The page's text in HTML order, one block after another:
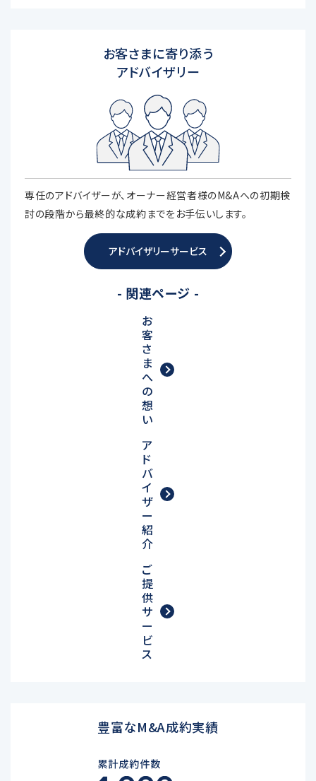
お客さまに寄り添う
アドバイザリー
専任のアドバイザーが、オーナー経営者様のM&Aへの初期検
討の段階から最終的な成約までをお手伝いします。
アドバイザリーサービス
- 関連ページ -
お
客
さ
ま
へ
の
想
い
ア
ド
バ
イ
ザ
ー
紹
介
ご
提
供
サ
ー
ビ
ス
豊富なM&A成約実績